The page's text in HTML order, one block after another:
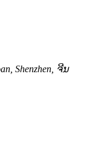
Shenzhen, ຈີນ